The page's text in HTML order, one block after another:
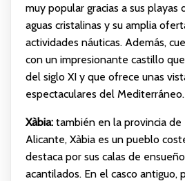
muy popular gracias a sus playas
aguas cristalinas y su amplia
actividades náuticas. Además,
con un impresionante castillo
del siglo XI y que ofrece unas
espectaculares del Mediterráneo.
Xàbia:también en la provincia de
Alicante, Xàbia es un pueblo
destaca por sus calas de
acantilados. En el casco antiguo,